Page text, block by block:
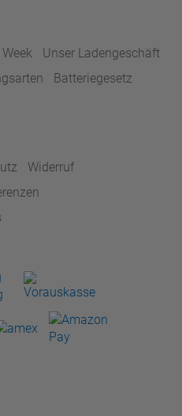
Unser Ladengeschäft
Batteriegesetz
Widerruf